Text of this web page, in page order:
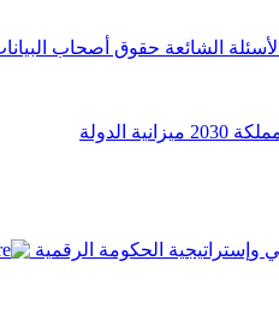
الأسئلة الشائعة حقوق أصحاب
2030 ميزانية الدولة
وإستراتيجية الحكومة الرقمية